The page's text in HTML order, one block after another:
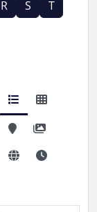
R S
T